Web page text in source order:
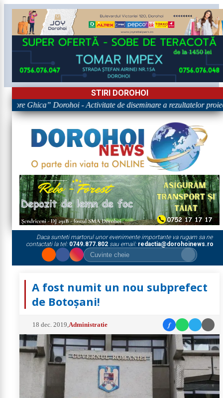
STIRI DOROHOI
Ghica” Dorohoi - Activitate de diseminare a rezultatelor
Daca sunteti martorul unor evenimente importante va rugam sa ne
contactati la tel: 0749.877.802sau email: redactia@dorohoinews.ro
A fost numit un nou subprefect
de Botoșani!
18 dec. 2019 Administratie f